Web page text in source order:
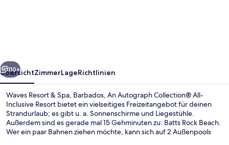
Autograph
Collection®
All-
Inclusive
Resort
Weiter
110+
ÜbersichtZimmerLageRichtlinien
Waves Resort & Spa, Barbados, An Autograph Collection® All-
Inclusive Resort bietet ein vielseitiges Freizeitangebot für deinen
Strandurlaub; es gibt u. a. Sonnenschirme und Liegestühle.
Außerdem sind es gerade mal 15 Gehminuten zu: Batts Rock Beach.
Wer ein paar Bahnen ziehen möchte, kann sich auf 2 Außenpools